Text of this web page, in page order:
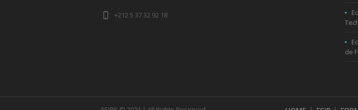
+212 5 37 32 92 18
de